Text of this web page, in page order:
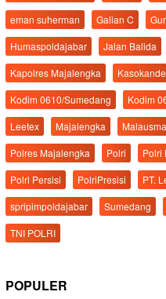
eman suherman
Galian C
Humaspoldajabar
Jalan Balida
Kapolres Majalengka
Kodim 0610/Sumedang
Kodim
Leetex
Majalengka Malausma
Polres Majalengka
Polri Polri
Polri Persisi
PolriPresisi PT.
spripimpoldajabar
Sumedang
TNI POLRI
POPULER